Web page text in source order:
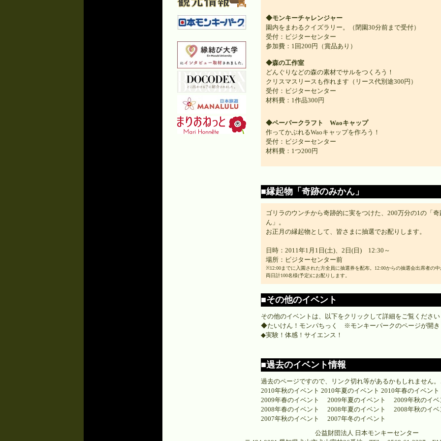
◆モンキーチャレンジャー
園内をまわるクイズラリー。（閉園30分前まで受付）
受付：ビジターセンター
参加費：1回200円（賞品あり）
◆森の工作室
どんぐりなどの森の素材でサルをつくろう！
クリスマスリースも作れます（リース代別途300円）
受付：ビジターセンター
材料費：1作品300円
◆ペーパークラフト Waoキャップ
作ってかぶれるWaoキャップを作ろう！
受付：ビジターセンター
材料費：1つ200円
■縁起物「奇跡のみかん」
ゴリラのウンチから奇跡的に実をつけた、200万分の1の「
ん」。
お正月の縁起物として、皆さまに抽選でお配りします。
日時：2011年1月1日(土)、2日(日) 12:30～
場所：ビジターセンター前
※12:00までに入園された方全員に抽選券を配布。12:00からの抽選会出席者の
両日計100名様(予定)にお配りします。
■その他のイベント
その他のイベントは、以下をクリックして詳細をご覧ください
◆たいけん！モンパちっく
※モンキーパークのページが開き
◆実験！体感！サイエンス！
■過去のイベント情報
過去のページですので、リンク切れ等があるかもしれません
2010年秋のイベント 2010年夏のイベント 2010年春のイベント
2009年春のイベント
2009年夏のイベント
2009年秋のイベ
2008年春のイベント
2008年夏のイベント
2008年秋のイベ
2007年秋のイベント
2007年冬のイベント
公益財団法人 日本モンキーセンター